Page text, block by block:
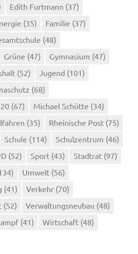
Edith Furtmann (37)
(35) Familie (37)
(48)
Grüne (47) Gymnasium (47)
(52) Jugend (101)
(68)
(67) Michael Schütte (34)
(35) Rheinische Post (75)
Schule (114) Schulzentrum (46)
(52) Sport (43) Stadtrat (97)
Umwelt (56)
(41) Verkehr (70)
(52) Verwaltungsneubau (48)
(41) Wirtschaft (48)